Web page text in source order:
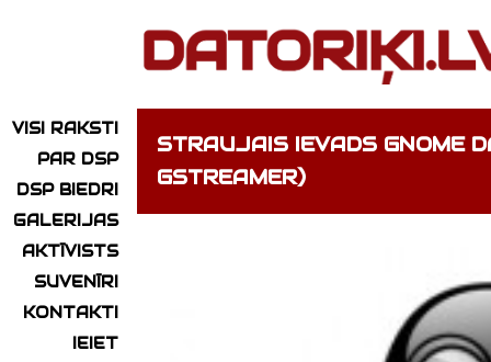
VISI RAKSTI
PAR DSP
DSP BIEDRI
GALERIJAS
AKTĪVISTS
SUVENĪRI
KONTAKTI
IEIET
STRAUJAIS IEVADS GNOME
GSTREAMER)